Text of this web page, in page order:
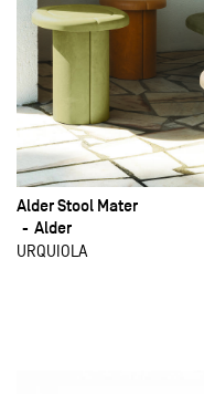
Alder Stool Mater
Alder
URQUIOLA